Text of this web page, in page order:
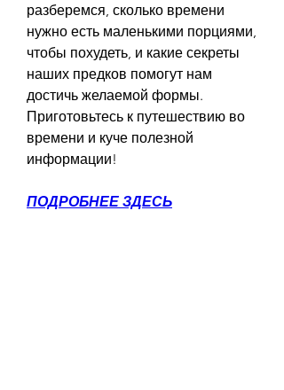
разберемся, сколько времени
нужно есть маленькими порциями,
чтобы похудеть, и какие секреты
наших предков помогут нам
достичь желаемой формы.
Приготовьтесь к путешествию во
времени и куче полезной
информации!
ПОДРОБНЕЕ ЗДЕСЬ